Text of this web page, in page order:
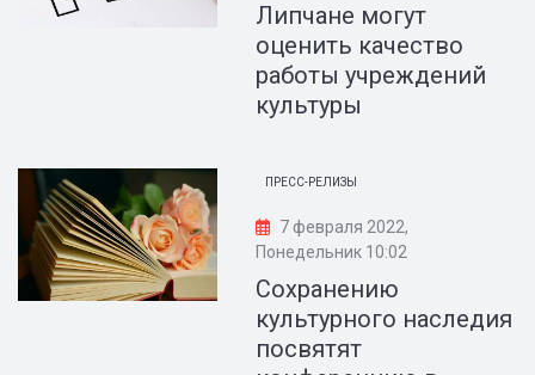
Липчане могут
оценить качество
работы учреждений
культуры
ПРЕСС-РЕЛИЗЫ
7 февраля 2022,
Понедельник 10:02
Сохранению
культурного наследия
посвятят